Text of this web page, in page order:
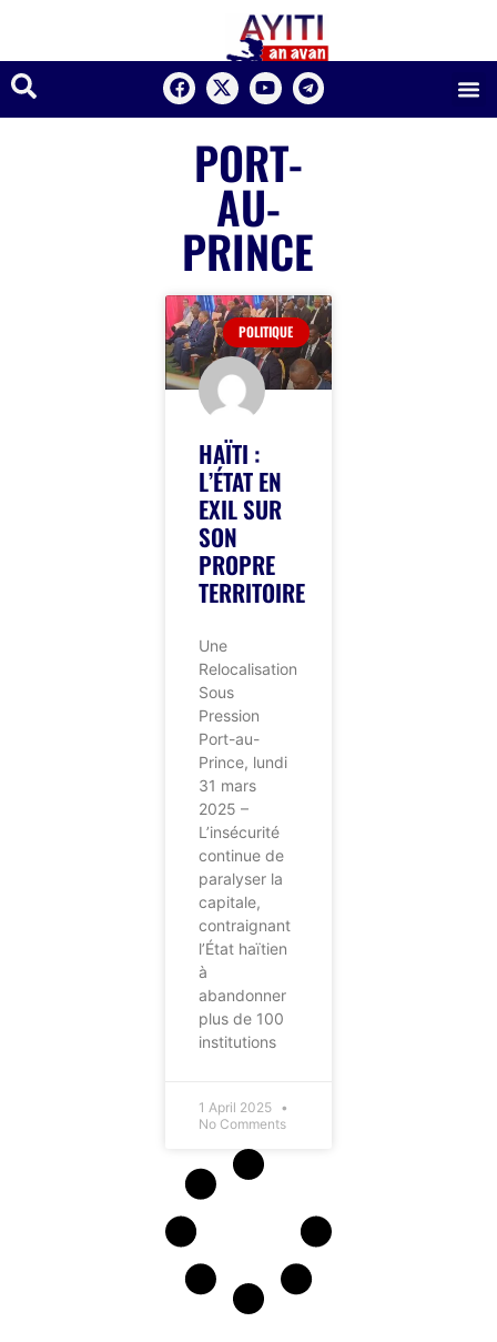
PORT-
AU-
PRINCE
POLITIQUE
HAÏTI :
L’ÉTAT EN
EXIL SUR
SON
PROPRE
TERRITOIRE
Une
Relocalisation
Sous
Pression
Port-au-
Prince, lundi
31 mars
2025 –
L’insécurité
continue de
paralyser la
capitale,
contraignant
l’État haïtien
à
abandonner
plus de 100
institutions
1 April 2025
No Comments